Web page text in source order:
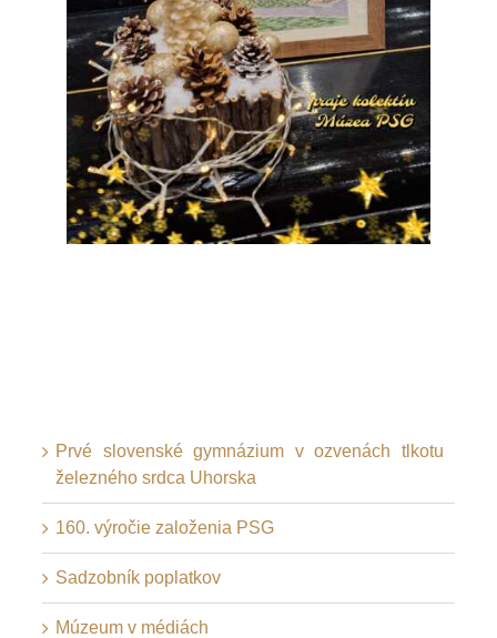
Prvé slovenské gymnázium v ozvenách tlkotu
železného srdca Uhorska
160. výročie založenia PSG
Sadzobník poplatkov
Múzeum v médiách